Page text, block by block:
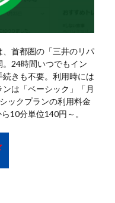
首都圏の「三井のリパ
24時間いつでもイン
きも不要。利用時には
は「ベーシック」「月
ックプランの利用料金
10分単位140円～。